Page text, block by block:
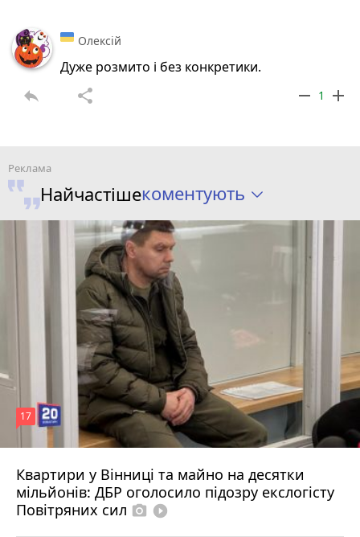
Олексій
Дуже розмито і без конкретики.
reply share remove 1 add
Найчастішекоментують
Квартири у Вінниці та майно на десятки
мільйонів: ДБР оголосило підозру екслогісту
Повітряних сил photo_camera play_circle_filled
17
6 серпня 2026 р.